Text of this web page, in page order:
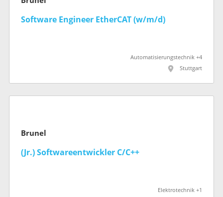
Software Engineer EtherCAT (w/m/d)
Automatisierungstechnik +4
Stuttgart
Brunel
(Jr.) Softwareentwickler C/C++
Elektrotechnik +1